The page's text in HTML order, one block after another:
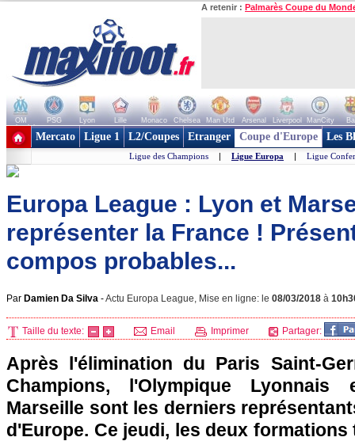
A retenir : Palmarès Coupe du
OM PSG Lyon Lille Monaco Chelsea Man Utd Arsenal Liverpool ManCity
+ de clubs
Mercato Ligue 1 L2/Coupes Etranger Coupe d'Europe Les
Ligue des Champions | Ligue Europa | Ligue
Europa League : Lyon et
représenter la France !
compos probables...
Par Damien Da Silva -Actu Europa League, Mise en ligne: le 08/03/2018 à
Taille du texte: Email Imprimer Partager:
Après l'élimination du Paris Saint-
Champions, l'Olympique
Marseille sont les derniers
d'Europe. Ce jeudi, les deux